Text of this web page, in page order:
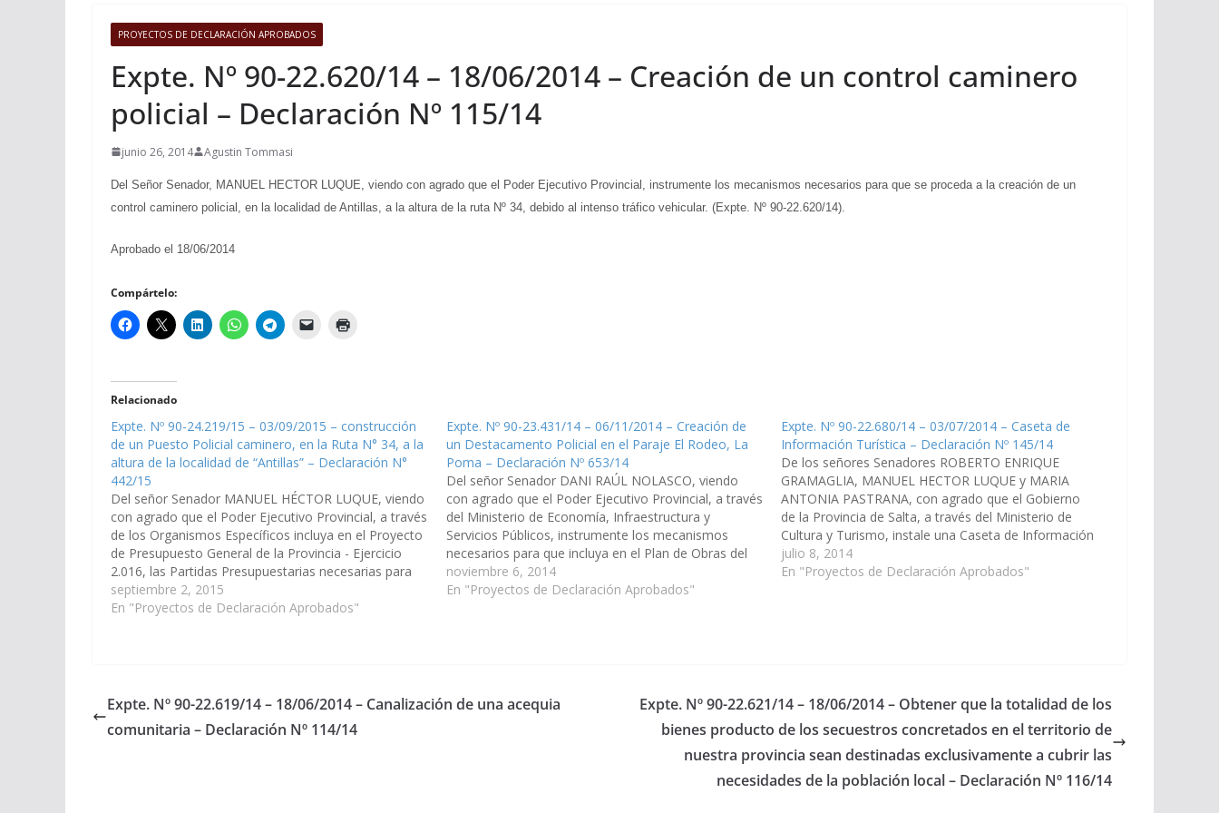
PROYECTOS DE DECLARACIÓN APROBADOS
Expte. Nº 90-22.620/14 – 18/06/2014 – Creación de un control caminero
policial – Declaración Nº 115/14
junio 26, 2014 Agustin Tommasi
Del Señor Senador, MANUEL HECTOR LUQUE, viendo con agrado que el Poder Ejecutivo Provincial, instrumente los mecanismos necesarios para que se proceda a la creación de un
control caminero policial, en la localidad de Antillas, a la altura de la ruta Nº 34, debido al intenso tráfico vehicular. (Expte. Nº 90-22.620/14).
Aprobado el 18/06/2014
Compártelo:
Relacionado
Expte. Nº 90-24.219/15 – 03/09/2015 – construcción
de un Puesto Policial caminero, en la Ruta N° 34, a la
altura de la localidad de “Antillas” – Declaración N°
442/15
Del señor Senador MANUEL HÉCTOR LUQUE, viendo
con agrado que el Poder Ejecutivo Provincial, a través
de los Organismos Específicos incluya en el Proyecto
de Presupuesto General de la Provincia - Ejercicio
2.016, las Partidas Presupuestarias necesarias para
que se proceda a la construcción de un Puesto
Policial caminero, en…
septiembre 2, 2015
En "Proyectos de Declaración Aprobados"
Expte. Nº 90-23.431/14 – 06/11/2014 – Creación de
un Destacamento Policial en el Paraje El Rodeo, La
Poma – Declaración Nº 653/14
Del señor Senador DANI RAÚL NOLASCO, viendo
con agrado que el Poder Ejecutivo Provincial, a través
del Ministerio de Economía, Infraestructura y
Servicios Públicos, instrumente los mecanismos
necesarios para que incluya en el Plan de Obras del
Presupuesto General de la Provincia Ejercicio año
2.015, la creación de un Destacamento…
noviembre 6, 2014
En "Proyectos de Declaración Aprobados"
Expte. Nº 90-22.680/14 – 03/07/2014 – Caseta de
Información Turística – Declaración Nº 145/14
De los señores Senadores ROBERTO ENRIQUE
GRAMAGLIA, MANUEL HECTOR LUQUE y MARIA
ANTONIA PASTRANA, con agrado que el Gobierno
de la Provincia de Salta, a través del Ministerio de
Cultura y Turismo, instale una Caseta de Información
Turística, en el Puesto de Control Caminero ubicado
en el límite con la…
julio 8, 2014
En "Proyectos de Declaración Aprobados"
Expte. Nº 90-22.619/14 – 18/06/2014 – Canalización de una acequia
comunitaria – Declaración Nº 114/14
Expte. Nº 90-22.621/14 – 18/06/2014 – Obtener que la totalidad de los
bienes producto de los secuestros concretados en el territorio de
nuestra provincia sean destinadas exclusivamente a cubrir las
necesidades de la población local – Declaración Nº 116/14